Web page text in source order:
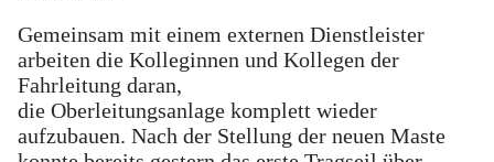
Gemeinsam mit einem externen Dienstleister
arbeiten die Kolleginnen und Kollegen der
Fahrleitung daran,
die Oberleitungsanlage komplett wieder
aufzubauen. Nach der Stellung der neuen Maste